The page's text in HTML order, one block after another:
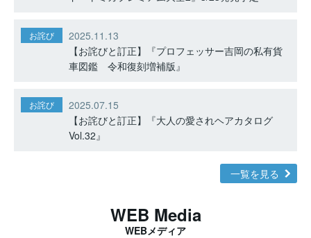
お詫び
2025.11.13
【お詫びと訂正】『プロフェッサー吉岡の私有貨
車図鑑 令和復刻増補版』
お詫び
2025.07.15
【お詫びと訂正】『大人の愛されヘアカタログ
Vol.32』
一覧を見る
WEB Media
WEBメディア